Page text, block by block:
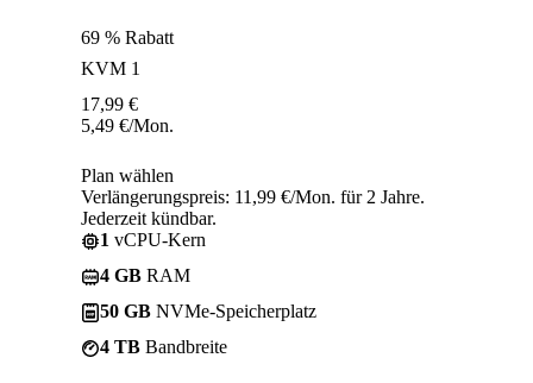
69 % Rabatt
KVM 1
17,99 €
5,49 €/Mon.
Plan wählen
Verlängerungspreis: 11,99 €/Mon. für 2 Jahre.
Jederzeit kündbar.
1 vCPU-Kern
4 GB RAM
50 GB NVMe-Speicherplatz
4 TB Bandbreite